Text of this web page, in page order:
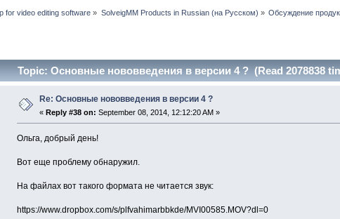
for video editing software » SolveigMM Products in Russian (на Русском) » Обсуждение
Topic: Основные нововведения в версии 4 ? (Read 2078838
Re: Основные нововведения в версии 4 ?
«Reply #38 on: September 08, 2014, 12:12:20 AM »
Ольга, добрый день!
Вот еще проблему обнаружил.
На файлах вот такого формата не читается звук:
https://www.dropbox.com/s/plfvahimarbbkde/MVI00585.MOV?dl=0